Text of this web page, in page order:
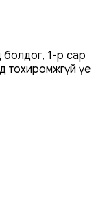
болдог, 1-р сар
тохиромжгүй үе